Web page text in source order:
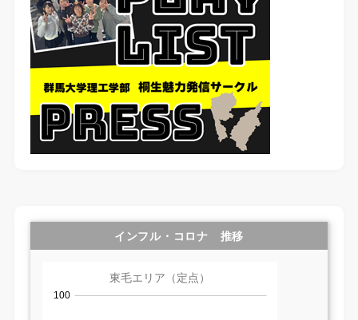
インフル・コロナ 推移